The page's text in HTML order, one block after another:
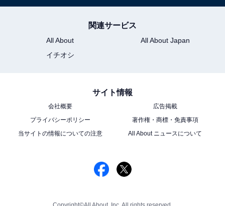
関連サービス
All About
All About Japan
イチオシ
サイト情報
会社概要
広告掲載
プライバシーポリシー
著作権・商標・免責事項
当サイトの情報についての注意
All About ニュースについて